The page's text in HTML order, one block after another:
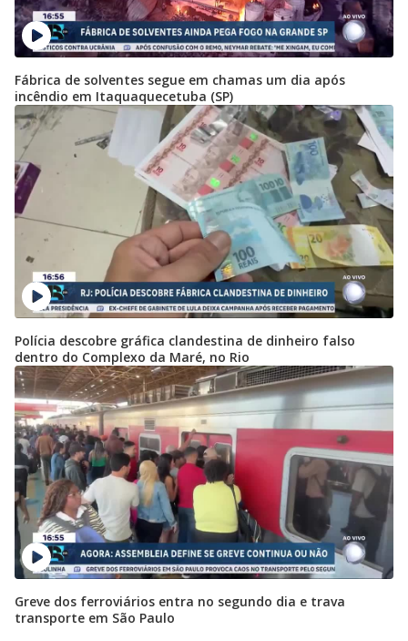
Fábrica de solventes segue em chamas um dia após
incêndio em Itaquaquecetuba (SP)
Polícia descobre gráfica clandestina de dinheiro falso
dentro do Complexo da Maré, no Rio
Greve dos ferroviários entra no segundo dia e trava
transporte em São Paulo